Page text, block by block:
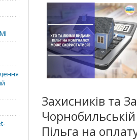
Захисників та
Пільга на